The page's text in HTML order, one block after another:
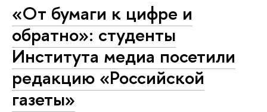
«От бумаги к цифре и
обратно»: студенты
Института медиа посетили
редакцию «Российской
газеты»